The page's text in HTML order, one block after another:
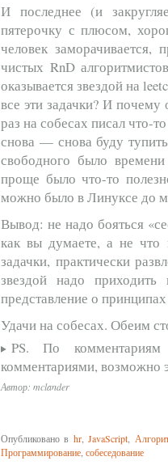
И последнее (и
пятерочку с плюсом,
человек
чистых RnD
оказывается звездой на
все эти задачки? И
раз на собесах писал что-
снова — снова буду
свободного было
проще было что-то
можно было в Линуксе до
Вывод: не надо бояться
как вы думаете, а не что
задачки, практически
звездой надо
представление о
Удачи на собесах. Обеим
PS. По
комментариями, возможно
Автор: mclander
Опубликовано в hr,JavaScript
Программирование собеседование